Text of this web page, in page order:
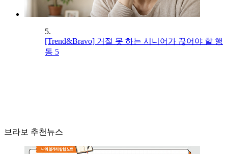
5.
[Trend&Bravo] 거절 못 하는 시니어가 끊어야 할 행
동 5
브라보 추천뉴스